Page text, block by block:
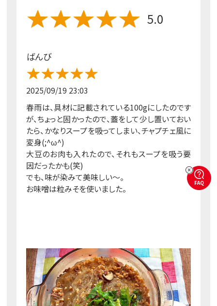
5.0
ばんび
2025/09/19 23:03
春雨は、具材に記載されている100gにしたのです
が、ちょっと固かったので、蓋をして少し置いておい
たら、かなりスープを吸ってしまい、チャプチェ風に
変身(;^ω^)
大豆のお肉も入れたので、それもスープを吸う要
因だったかも(笑)
でも、味が染みて美味しい～。
お味噌は粒みそを使いました。
FAQ